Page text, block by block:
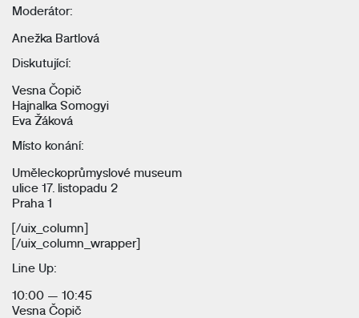
Moderátor:
Anežka Bartlová
Diskutující:
Vesna Čopič
Hajnalka Somogyi
Eva Žáková
Místo konání:
Uměleckoprůmyslové museum
ulice 17. listopadu 2
Praha 1
[/uix_column]
[/uix_column_wrapper]
Line Up:
10:00 — 10:45
Vesna Čopič